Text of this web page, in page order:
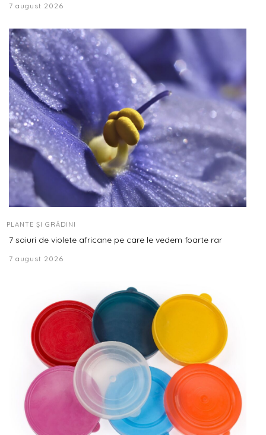
7 august 2026
PLANTE ȘI GRĂDINI
7 soiuri de violete africane pe care le vedem foarte rar
7 august 2026